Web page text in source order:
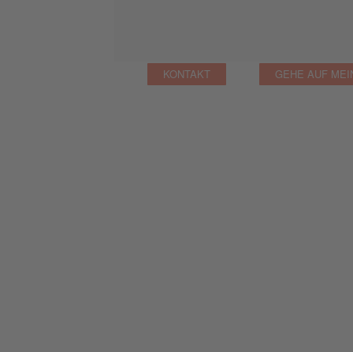
KONTAKT GEHE AUF